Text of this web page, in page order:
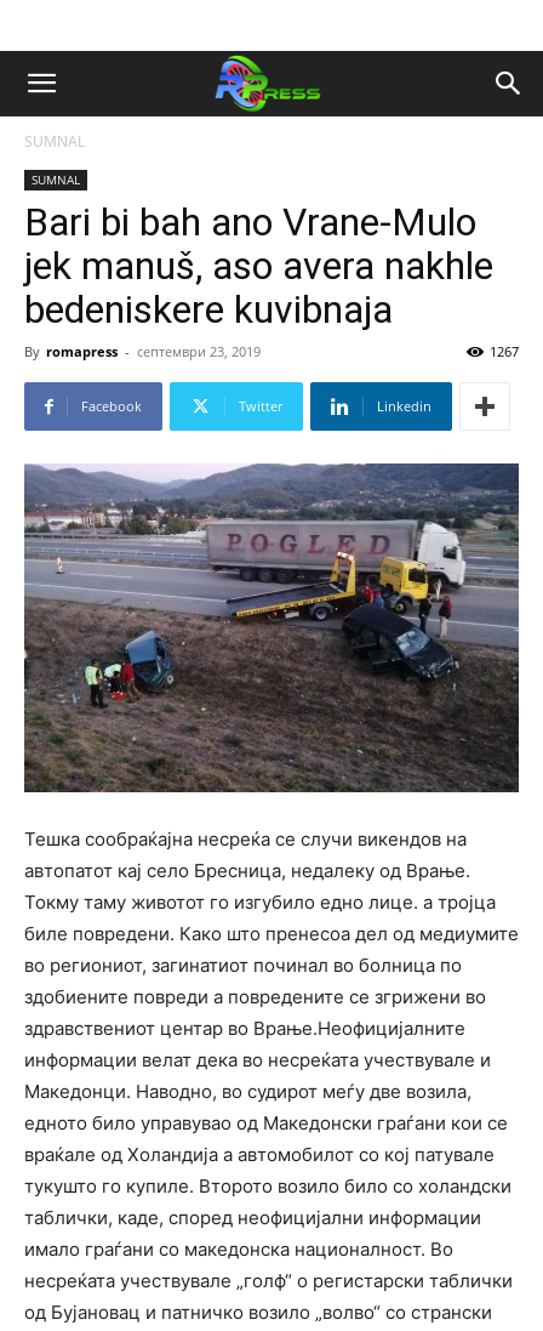
SUMNAL
SUMNAL
Bari bi bah ano Vrane-Mulo
jek manuš, aso avera nakhle
bedeniskere kuvibnaja
By romapress - септември 23, 2019 1267
Facebook Twitter Linkedin
Тешка сообраќајна несреќа се случи викендов на
автопатот кај село Бресница, недалеку од Врање.
Токму таму животот го изгубило едно лице. а тројца
биле повредени. Како што пренесоа дел од медиумите
во региониот, загинатиот починал во болница по
здобиените повреди а повредените се згрижени во
здравствениот центар во Врање.Неофицијалните
информации велат дека во несреќата учествувале и
Македонци. Наводно, во судирот меѓу две возила,
едното било управувао од Македонски граѓани кои се
враќале од Холандија а автомобилот со кој патувале
тукушто го купиле. Второто возило било со холандски
таблички, каде, според неофицијални информации
имало граѓани со македонска националност. Во
несреќата учествувале „голф“ о регистарски таблички
од Бујановац и патничко возило „волво“ со странски